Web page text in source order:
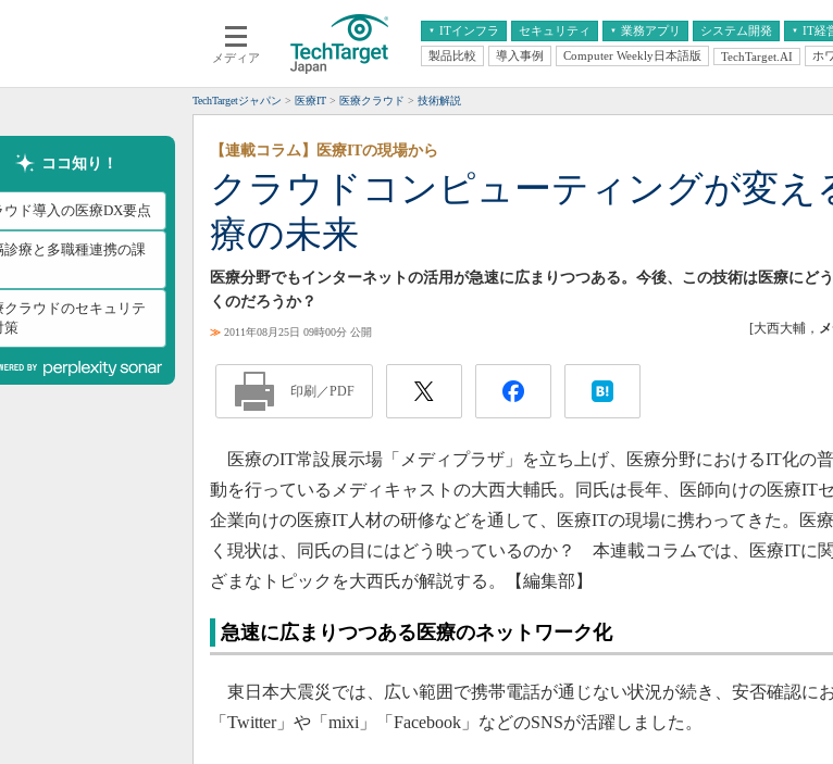
メディア
ITインフラ
クラウド
スマートモバイル
ネットワーク
システム運用管理
セキュリティ 業務アプリ
エンタープライズAI
ERP
CX
情報系システム
システム開発 IT経
経営とIT 医療IT
製品比較 導入事例 Computer Weekly日本語版 TechTarget.AI ホ
TechTargetジャパン 医療IT 医療クラウド 技術解説
ココ知り！
ウド導入の医療DX要点
診療と多職種連携の課
クラウドのセキュリテ
策
クラウドコンピューティングが変え
療の未来
【連載コラム】医療ITの現場から
医療分野でもインターネットの活用が急速に広まりつつある。今後、この技術は医療にど
くのだろうか？
≫ 2011年08月25日 09時00分 公開 [大西大輔，
印刷／PDF
医療のIT常設展示場「メディプラザ」を立ち上げ、医療分野におけるIT化の
動を行っているメディキャストの大西大輔氏。同氏は長年、医師向けの医療IT
企業向けの医療IT人材の研修などを通して、医療ITの現場に携わってきた。医
く現状は、同氏の目にはどう映っているのか？ 本連載コラムでは、医療ITに
ざまなトピックを大西氏が解説する。【編集部】
急速に広まりつつある医療のネットワーク化
東日本大震災では、広い範囲で携帯電話が通じない状況が続き、安否確認に
「Twitter」や「mixi」「Facebook」などのSNSが活躍しました。